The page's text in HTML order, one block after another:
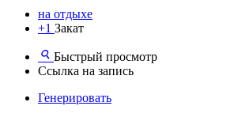
на отдыхе
+1 Закат
Быстрый просмотр
Ссылка на запись
Генерировать